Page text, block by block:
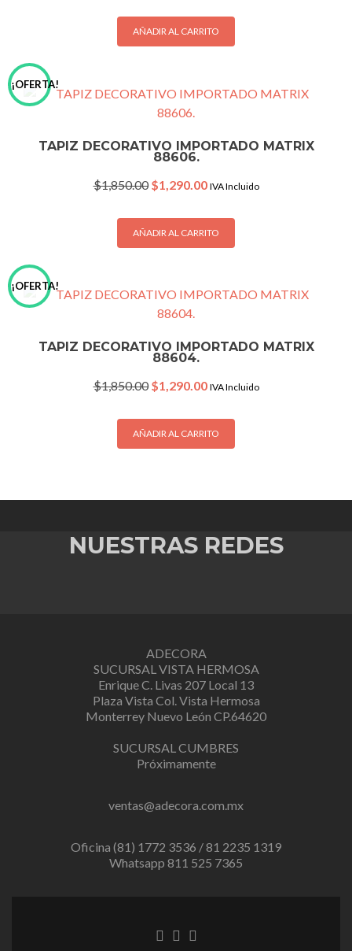
was:
$1,850.00.
is:
$1,290.00.
AÑADIR AL CARRITO
¡OFERTA!
TAPIZ DECORATIVO IMPORTADO MATRIX
88606.
$1,850.00 Original
was:
$1,850.00.
$1,290.00Current
is:
$1,290.00.
IVA Incluido
AÑADIR AL CARRITO
¡OFERTA!
TAPIZ DECORATIVO IMPORTADO MATRIX
88604.
$1,850.00 Original
was:
$1,850.00.
$1,290.00Current
is:
$1,290.00.
IVA Incluido
AÑADIR AL CARRITO
NUESTRAS REDES
ADECORA
SUCURSAL VISTA HERMOSA
Enrique C. Livas 207 Local 13
Plaza Vista Col. Vista Hermosa
Monterrey Nuevo León CP.64620
SUCURSAL CUMBRES
Próximamente
ventas@adecora.com.mx
Oficina (81) 1772 3536 / 81 2235 1319
Whatsapp 811 525 7365
Facebook
Twitter
Instagram